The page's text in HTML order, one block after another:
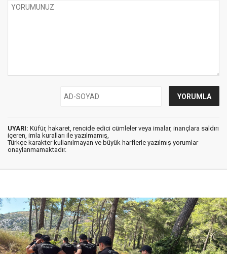
UYARI: Küfür, hakaret, rencide edici cümleler veya imalar, inançlara saldırı
içeren, imla kuralları ile yazılmamış,
Türkçe karakter kullanılmayan ve büyük harflerle yazılmış yorumlar
onaylanmamaktadır.